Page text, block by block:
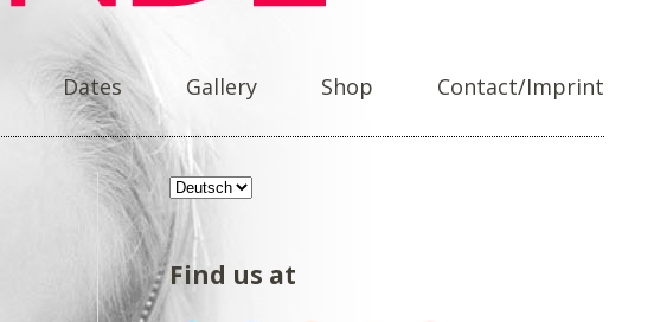
Dates Gallery Shop Contact/Imprint
Find us at